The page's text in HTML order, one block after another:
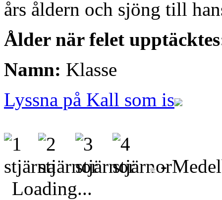
års åldern och sjöng till
Ålder när felet
Namn: Klasse
Lyssna på Kall som is
-
Loading...